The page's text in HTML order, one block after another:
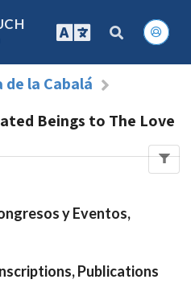
de la Cabalá
Beings to The Love
y Eventos,
Publications